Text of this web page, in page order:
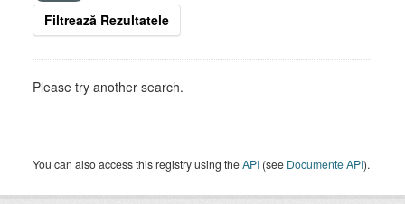
Filtrează Rezultatele
Please try another search.
You can also access this registry using theAPI (see Documente API).